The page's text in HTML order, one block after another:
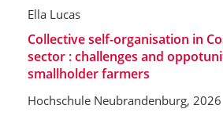
Ella Lucas
Collective self-organisation in
sector : challenges and
smallholder farmers
Hochschule Neubrandenburg, 2026